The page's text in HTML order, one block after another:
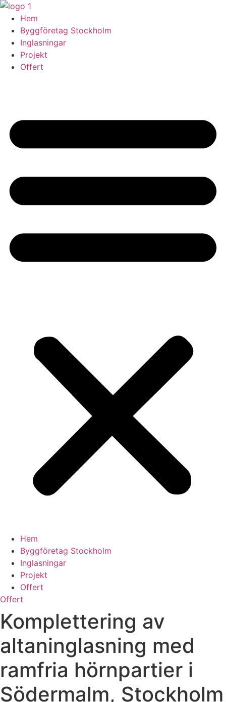
Skip
content
Hem
Byggföretag Stockholm
Inglasningar
Projekt
Offert
Hem
Byggföretag Stockholm
Inglasningar
Projekt
Offert
Offert
Komplettering av
altaninglasning med
ramfria hörnpartier i
Södermalm, Stockholm